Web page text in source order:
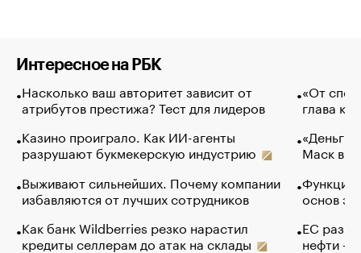
Интересное на РБК
Насколько ваш авторитет зависит от
атрибутов престижа? Тест для лидеров
Казино проиграло. Как ИИ-агенты
разрушают букмекерскую индустрию
Выживают сильнейших. Почему компании
избавляются от лучших сотрудников
Как банк Wildberries резко нарастил
кредиты селлерам до атак на склады
«От
глава
«Деньги
Маск в
Функции
основ
ЕС
нефти —